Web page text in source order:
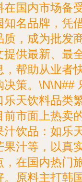
在国内市场备
知名品牌，凭
质，成为批发
提供最新、最
，帮助从业者
决策。\N\N##
乐天饮料品类
前市面上热卖
汁饮品 ：如乐
果汁等，以真
，在国内热门
。原料主打韩